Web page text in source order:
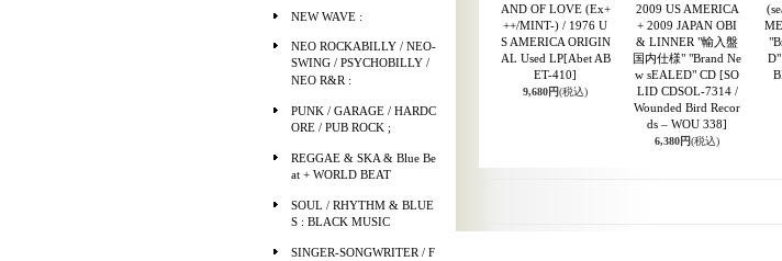
NEW WAVE :
NEO ROCKABILLY / NEO-
SWING / PSYCHOBILLY /
NEO R&R :
PUNK / GARAGE / HARDC
ORE / PUB ROCK ;
REGGAE & SKA & Blue Be
at + WORLD BEAT
SOUL / RHYTHM & BLUE
S : BLACK MUSIC
SINGER-SONGWRITER / F
AND OF LOVE (Ex+
++/MINT-) / 1976 U
S AMERICA ORIGIN
AL Used LP[Abet AB
ET-410]
9,680円(税込)
2009 US AMERICA
+ 2009 JAPAN OBI
& LINNER "輸入盤
国内仕様" "Brand Ne
w sEALED" CD [SO
LID CDSOL-7314 /
Wounded Bird Recor
ds – WOU 338]
6,380円(税込)